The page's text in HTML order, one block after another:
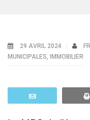
29 AVRIL 2024
MUNICIPALES, IMMOBILIER